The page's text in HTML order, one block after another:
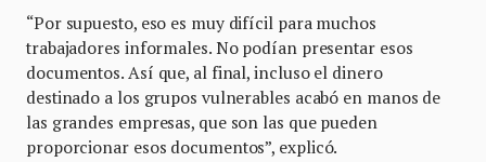
“Por supuesto, eso es muy difícil para muchos
trabajadores informales. No podían presentar esos
documentos. Así que, al final, incluso el dinero
destinado a los grupos vulnerables acabó en manos de
las grandes empresas, que son las que pueden
proporcionar esos documentos”, explicó.